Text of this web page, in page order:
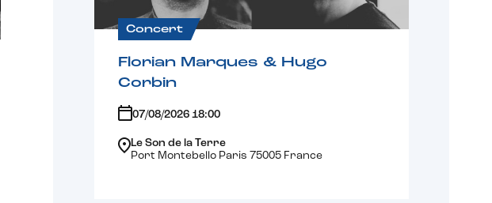
Concert
Florian Marques & Hugo
Corbin
07/08/2026 18:00
Le Son de la Terre
Port Montebello Paris 75005 France